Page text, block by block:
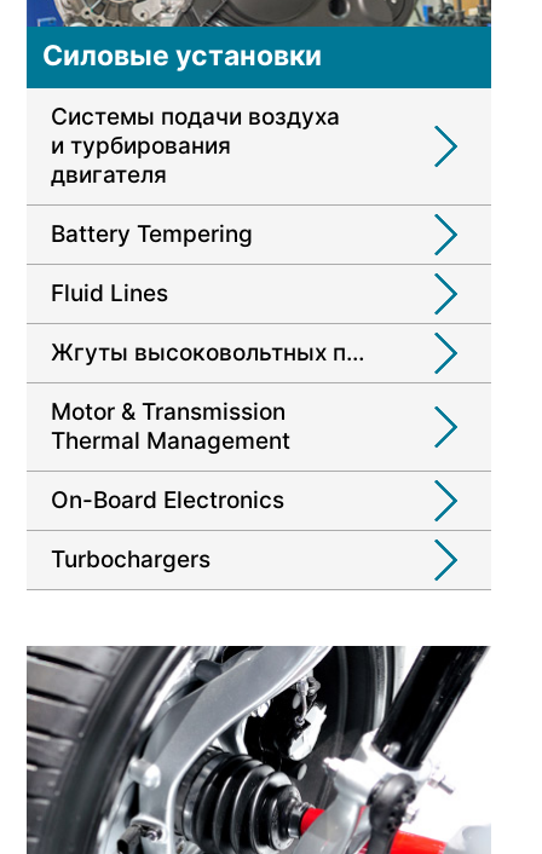
Силовые установки
Системы подачи воздуха
и турбирования
двигателя
Battery Tempering
Fluid Lines
Жгуты высоковольтных проводов
Motor & Transmission
Thermal Management
On-Board Electronics
Turbochargers